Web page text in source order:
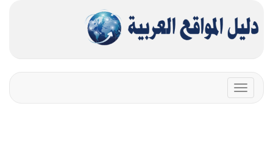
Toggle
navigation